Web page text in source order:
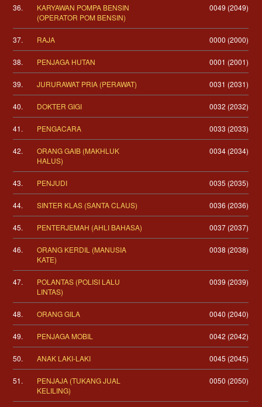
36.
KARYAWAN POMPA BENSIN
(OPERATOR POM BENSIN)
0049 (2049)
37. RAJA 0000 (2000)
38. PENJAGA HUTAN 0001 (2001)
39. JURURAWAT PRIA (PERAWAT) 0031 (2031)
40. DOKTER GIGI 0032 (2032)
41. PENGACARA 0033 (2033)
42.
ORANG GAIB (MAKHLUK
HALUS)
0034 (2034)
43. PENJUDI 0035 (2035)
44. SINTER KLAS (SANTA CLAUS) 0036 (2036)
45. PENTERJEMAH (AHLI BAHASA) 0037 (2037)
46.
ORANG KERDIL (MANUSIA
KATE)
0038 (2038)
47.
POLANTAS (POLISI LALU
LINTAS)
0039 (2039)
48. ORANG GILA 0040 (2040)
49. PENJAGA MOBIL 0042 (2042)
50. ANAK LAKI-LAKI 0045 (2045)
51.
PENJAJA (TUKANG JUAL
KELILING)
0050 (2050)